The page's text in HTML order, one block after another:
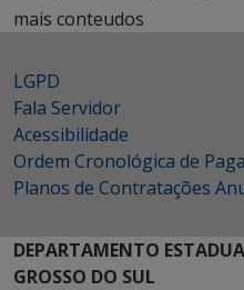
mais conteudos
LGPD
Fala Servidor
Acessibilidade
Ordem Cronológica de
Planos de Contratações
DEPARTAMENTO
GROSSO DO SUL